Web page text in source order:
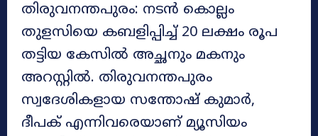
തിരുവനന്തപുരം: നടൻ കൊല്ലം
തുളസിയെ കബളിപ്പിച്ച് 20 ലക്ഷം രൂപ
തട്ടിയ കേസിൽ അച്ഛനും മകനും
അറസ്റ്റിൽ. തിരുവനന്തപുരം
സ്വദേശികളായ സന്തോഷ് കുമാർ,
ദീപക് എന്നിവരെയാണ് മ്യൂസിയം